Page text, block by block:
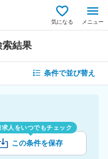
気になる メニュー
索結果
条件で並び替え
求人をいつでもチェック
この条件を保存